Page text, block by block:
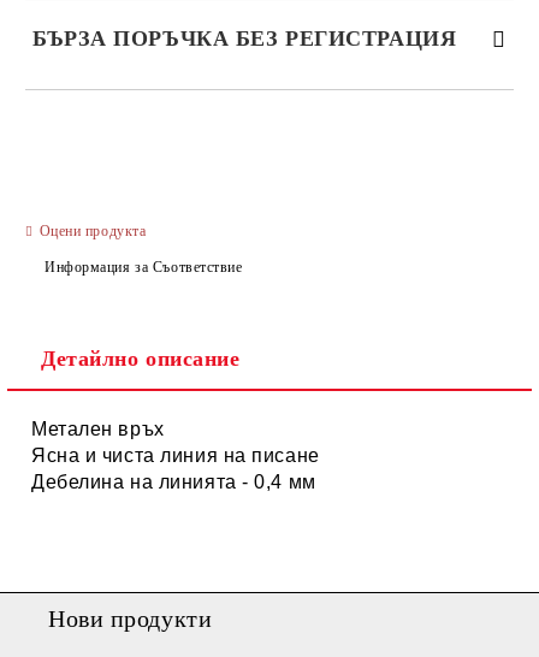
БЪРЗА ПОРЪЧКА БЕЗ РЕГИСТРАЦИЯ
Оцени продукта
Информация за Съответствие
Детайлно описание
Метален връх
Ясна и чиста линия на писане
Дебелина на линията - 0,4 мм
Нови продукти